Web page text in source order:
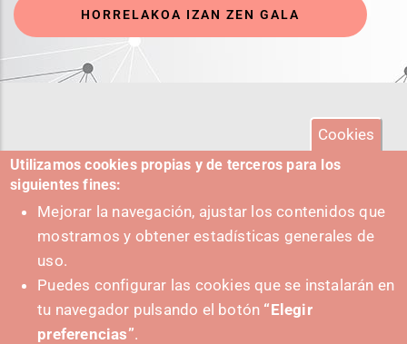
HORRELAKOA IZAN ZEN GALA
Cookies
Utilizamos cookies propias y de terceros para los
siguientes fines:
Mejorar la navegación, ajustar los contenidos que
mostramos y obtener estadísticas generales de
uso.
Puedes configurar las cookies que se instalarán en
tu navegador pulsando el botón “Elegir
preferencias”.